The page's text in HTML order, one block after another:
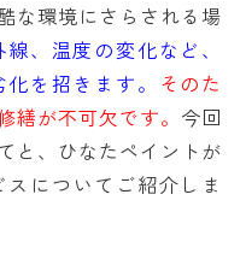
な環境にさらされる場
、温度の変化など、
を招きます。 そのた
繕が不可欠です。 今回
と、ひなたペイントが
についてご紹介しま